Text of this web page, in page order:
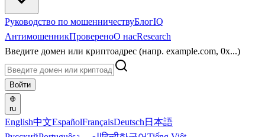
Руководство по мошенничествуБлогIQ
АнтимошенникПровереноО насResearch
Введите домен или криптоадрес (напр. example.com, 0x...)
Войти
ru
English中文EspañolFrançaisDeutsch 日本語